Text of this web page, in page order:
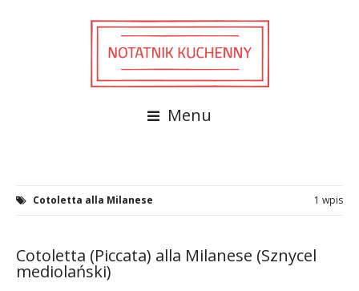
Menu
Cotoletta alla Milanese 1 wpis
Cotoletta (Piccata) alla Milanese (Sznycel
mediolański)